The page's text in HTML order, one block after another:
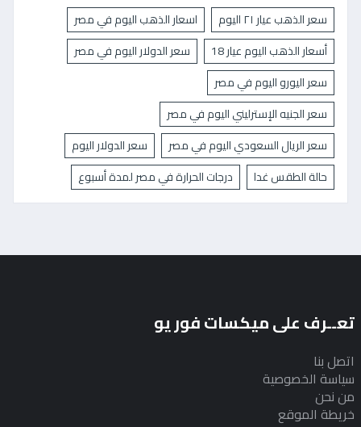
سعر الذهب عيار ٢١ اليوم
اسعار الذهب اليوم في مصر
أسعار الذهب اليوم عيار 18
سعر الدولار اليوم في مصر
سعر اليورو اليوم في مصر
سعر الجنيه الإسترليني اليوم في مصر
سعر الريال السعودي اليوم في مصر
سعر الدولار اليوم
حالة الطقس غدا
درجات الحرارة في مصر لمدة أسبوع
تعــرف على ميكسات فور يو
اتصل بنا
سياسة الخصوصية
من نحن
خريطة الموقع